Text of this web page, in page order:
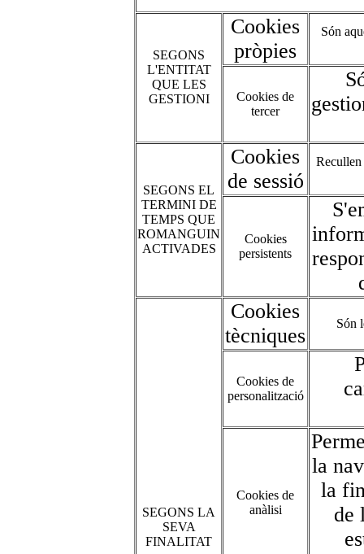
SEGONS
L'ENTITAT
QUE LES
GESTIONI
Cookies
pròpies
Són
Cookies de
tercer
SEGONS EL
TERMINI DE
TEMPS QUE
ROMANGUIN
ACTIVADES
Cookies
de sessió
Recullen
Cookies
persistents
SEGONS LA
SEVA
FINALITAT
Cookies
tècniques
Són
Cookies de
personalització
Cookies de
anàlisi
la
la
de